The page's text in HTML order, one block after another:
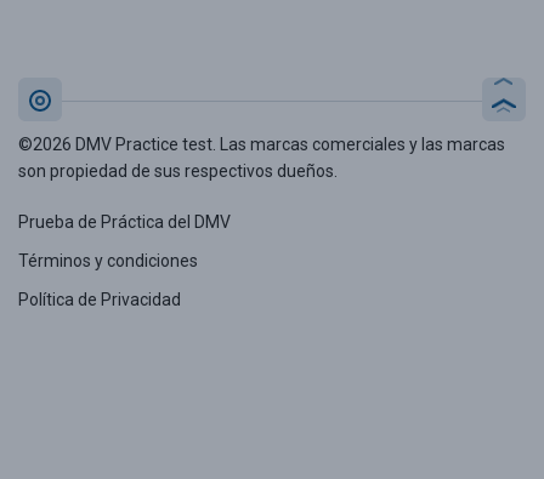
©2026 DMV Practice test. Las marcas comerciales y las marcas
son propiedad de sus respectivos dueños.
Prueba de Práctica del DMV
Términos y condiciones
Política de Privacidad